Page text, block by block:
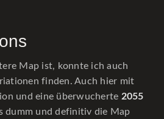
Map ist, konnte ich auch
finden. Auch hier mit
und eine überwucherte 2055
dumm und definitiv die Map